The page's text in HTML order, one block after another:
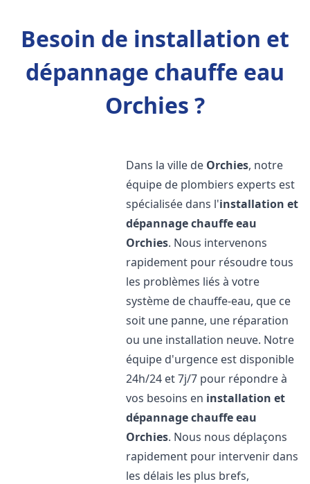
Besoin de installation et
dépannage chauffe eau
Orchies ?
Dans la ville de Orchies, notre
équipe de plombiers experts est
spécialisée dans l'installation et
dépannage chauffe eau
Orchies. Nous intervenons
rapidement pour résoudre tous
les problèmes liés à votre
système de chauffe-eau, que ce
soit une panne, une réparation
ou une installation neuve. Notre
équipe d'urgence est disponible
24h/24 et 7j/7 pour répondre à
vos besoins en installation et
dépannage chauffe eau
Orchies. Nous nous déplaçons
rapidement pour intervenir dans
les délais les plus brefs,